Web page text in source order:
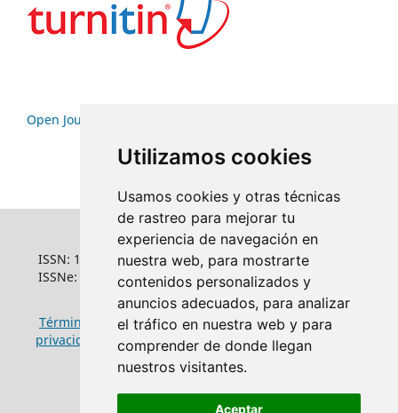
Utilizamos cookies
Usamos cookies y otras técnicas
de rastreo para mejorar tu
experiencia de navegación en
nuestra web, para mostrarte
contenidos personalizados y
anuncios adecuados, para analizar
el tráfico en nuestra web y para
comprender de donde llegan
nuestros visitantes.
Aceptar
Open Journal Systems
ISSN: 1022-6508
ISSNe: 1681-5653
Términos y condiciones de uso|Política de
privacidad
Política de cookies